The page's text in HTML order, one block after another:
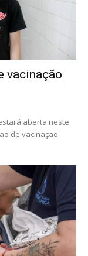
vacinação
aberta neste
de vacinação